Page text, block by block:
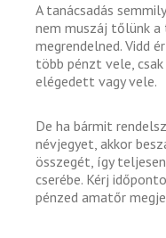
A tanácsadás
nem muszáj tőlünk a
megrendelned. Vidd
több pénzt vele,
elégedett vagy vele.
De ha bármit
névjegyet, akkor
összegét, így
cserébe. Kérj
pénzed amatőr